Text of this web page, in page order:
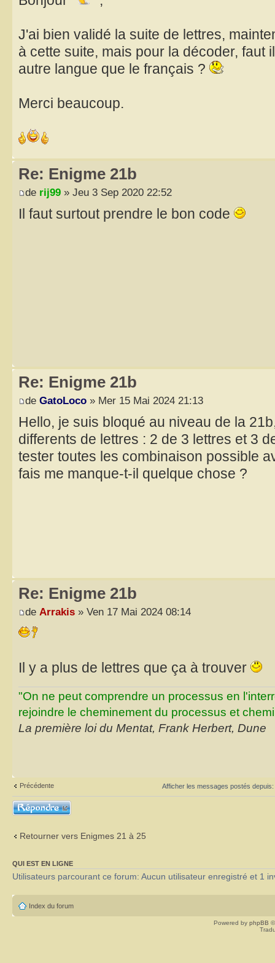
J'ai bien validé la suite de lettres,
à cette suite, mais pour la décoder, faut
autre langue que le français ?
Merci beaucoup.
Re: Enigme 21b
de rij99 » Jeu 3 Sep 2020 22:52
Il faut surtout prendre le bon code
Re: Enigme 21b
de GatoLoco » Mer 15 Mai 2024 21:13
Hello, je suis bloqué au niveau de la
differents de lettres : 2 de 3 lettres et 3
tester toutes les combinaison possible
fais me manque-t-il quelque chose ?
Re: Enigme 21b
de Arrakis » Ven 17 Mai 2024 08:14
Il y a plus de lettres que ça à trouver
"On ne peut comprendre un processus en
rejoindre le cheminement du processus et
La première loi du Mentat, Frank Herbert, Dune
Précédente Afficher les messages postés depuis:
Répondre
Retourner vers Enigmes 21 à 25
QUI EST EN LIGNE
Utilisateurs parcourant ce forum: Aucun utilisateur enregistré et 1
Index du forum
Powered by phpBB